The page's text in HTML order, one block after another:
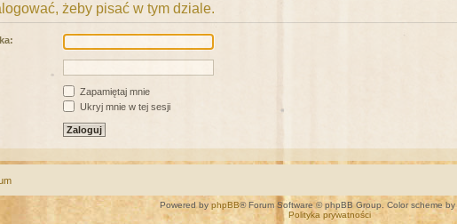
żeby pisać w tym dziale.
Zapamiętaj mnie
Ukryj mnie w tej sesji
Powered by phpBB® Forum Software © phpBB Group. Color scheme by
Polityka prywatności